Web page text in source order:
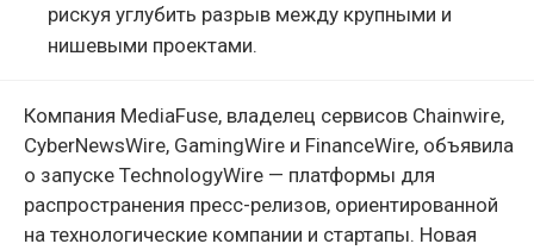
рискуя углубить разрыв между крупными и
нишевыми проектами.
Компания MediaFuse, владелец сервисов Chainwire,
CyberNewsWire, GamingWire и FinanceWire, объявила
о запуске TechnologyWire — платформы для
распространения пресс-релизов, ориентированной
на технологические компании и стартапы. Новая